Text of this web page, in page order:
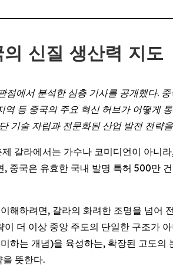
신질 생산력 지도
점에서 분석한 심층 기사를 공개했다.
역 등 중국의 주요 혁신 허브가 어떻게
기술 자립과 전문화된 산업 발전 전략을
갈라에서는 가수나 코미디언이 아니
중국은 유효한 국내 발명 특허 500만
해하려면, 갈라의 화려한 조명을 넘어
더 이상 중앙 주도의 단일한 구조가
미하는 개념)을 육성하는, 확장된 고도
뜻한다.